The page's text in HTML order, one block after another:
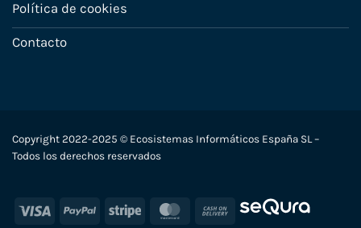
Política de cookies
Contacto
Copyright 2022-2025 © Ecosistemas Informáticos España SL –
Todos los derechos reservados
Visa PayPal Stripe MasterCard
Cash